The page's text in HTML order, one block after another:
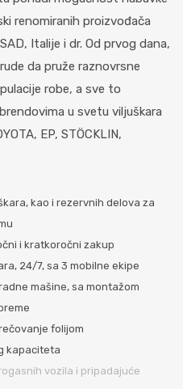
renomiranih proizvođača
Italije i dr. Od prvog dana,
da pruže raznovrsne
robe, a sve to
u svetu viljuškara
EP, STÖCKLIN,
kao i rezervnih delova za
i kratkoročni zakup
24/7, sa 3 mobilne ekipe
mašine, sa montažom
folijom
kapaciteta
vozila i pripadajuće